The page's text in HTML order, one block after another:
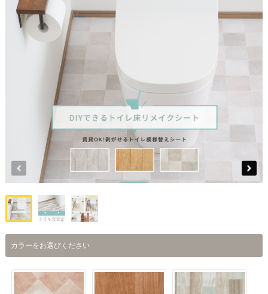
カラーをお選びください